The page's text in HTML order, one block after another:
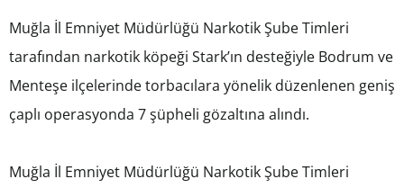
Muğla İl Emniyet Müdürlüğü Narkotik Şube Timleri
tarafından narkotik köpeği Stark’ın desteğiyle Bodrum ve
Menteşe ilçelerinde torbacılara yönelik düzenlenen geniş
çaplı operasyonda 7 şüpheli gözaltına alındı.
Muğla İl Emniyet Müdürlüğü Narkotik Şube Timleri